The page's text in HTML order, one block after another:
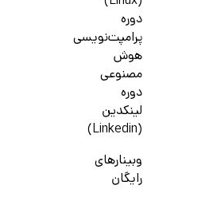
دوره
پرامپت‌نویسی
هوش
مصنوعی
دوره
لینکدین
(Linkedin)
وبینارهای
رایگان